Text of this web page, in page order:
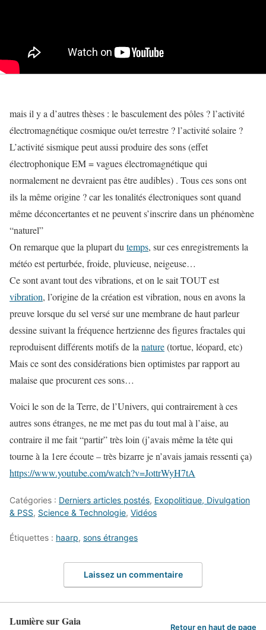
mais il y a d’autres thèses : le basculement des pôles ? l’activité
électromagnétique cosmique ou/et terrestre ? l’activité solaire ?
L’activité sismique peut aussi produire des sons (effet
électrophonique EM = vagues électromagnétique qui
normalement ne devraient pas être audibles) . Tous ces sons ont
ils la même origine ? car les tonalités électroniques sont quand
même déconcertantes et ne peuvent s’inscrire dans un phénomène
“naturel”
On remarque que la plupart du temps, sur ces enregistrements la
météo est perturbée, froide, pluvieuse, neigeuse…
Ce sont avant tout des vibrations, et on le sait TOUT est
vibration, l’origine de la création est vibration, nous en avons la
preuve lorsque du sel versé sur une membrane de haut parleur
dessine suivant la fréquence hertzienne des figures fractales qui
reproduisent différents motifs de la nature(tortue, léopard, etc)
Mais ce sont des considérations bien optimistes par rapport au
malaise que procurent ces sons…
Voici le son de la Terre, de l’Univers, qui contrairement à ces
autres sons étranges, ne me met pas du tout mal à l’aise, au
contraire il me fait “partir” très loin (j’avais même la tête qui
tourne à la 1ere écoute – très bizarre je n’avais jamais ressenti ça)
https://www.youtube.com/watch?v=JottrWyH7tA
Catégories : Derniers articles postés, Exopolitique, Divulgation
& PSS, Science & Technologie, Vidéos
Étiquettes : haarp, sons étranges
Laissez un commentaire
Lumière sur Gaia Retour en haut de page